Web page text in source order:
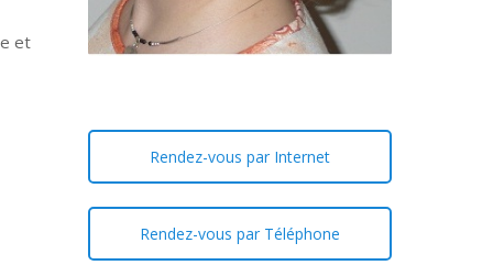
et
Rendez-vous par Internet
Rendez-vous par Téléphone